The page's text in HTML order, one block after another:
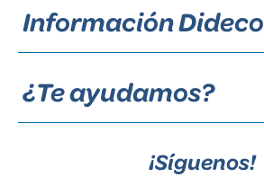
Información Dideco
¿Te ayudamos?
¡Síguenos!